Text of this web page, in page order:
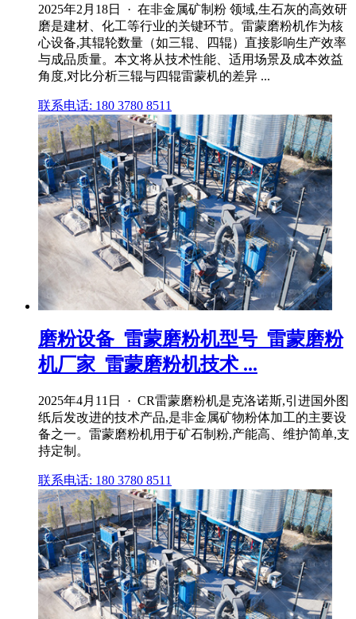
2025年2月18日 · 在非金属矿制粉 领域,生石灰的高效研
磨是建材、化工等行业的关键环节。雷蒙磨粉机作为核
心设备,其辊轮数量（如三辊、四辊）直接影响生产效率
与成品质量。本文将从技术性能、适用场景及成本效益
角度,对比分析三辊与四辊雷蒙机的差异 ...
联系电话: 180 3780 8511
磨粉设备_雷蒙磨粉机型号_雷蒙磨粉
机厂家_雷蒙磨粉机技术 ...
2025年4月11日 · CR雷蒙磨粉机是克洛诺斯,引进国外图
纸后发改进的技术产品,是非金属矿物粉体加工的主要设
备之一。雷蒙磨粉机用于矿石制粉,产能高、维护简单,支
持定制。
联系电话: 180 3780 8511